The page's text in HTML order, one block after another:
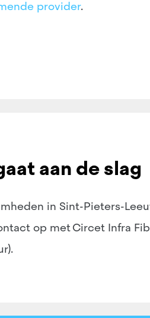
provider.
aan de slag
in Sint-Pieters-
op met Circet Infra